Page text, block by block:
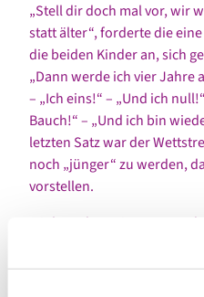
„Stell dir doch mal vor, wir
statt älter“, forderte die
die beiden Kinder an, sich
„Dann werde ich vier Jahre
– „Ich eins!“ – „Und ich
Bauch!“ – „Und ich bin
letzten Satz war der
noch „jünger“ zu werden,
vorstellen.
Mir kam dazu ein Vers aus
„Deine Augen sahen mich,
war.“ Oder wie es in einem